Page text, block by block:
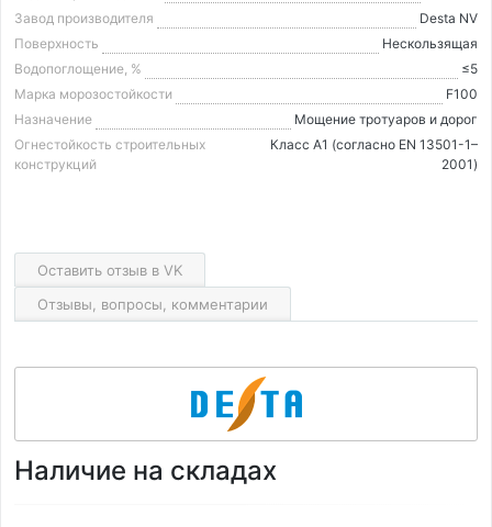
Завод производителя
Desta NV
Поверхность
Нескользящая
Водопоглощение, %
≤5
Марка морозостойкости
F100
Назначение
Мощение тротуаров и дорог
Огнестойкость строительных
конструкций
Класс А1 (согласно EN 13501-1–
2001)
Оставить отзыв в VK
Отзывы, вопросы, комментарии
Наличие на складах